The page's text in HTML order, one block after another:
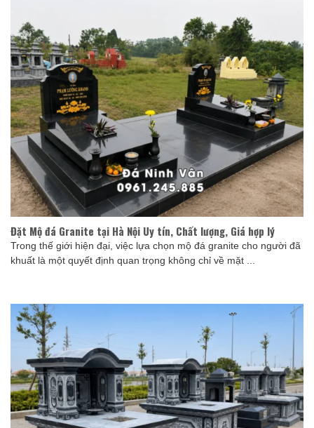
Đặt Mộ đá Granite tại Hà Nội Uy tín, Chất lượng, Giá hợp lý
Trong thế giới hiện đại, việc lựa chọn mộ đá granite cho người đã
khuất là một quyết định quan trọng không chỉ về mặt ...